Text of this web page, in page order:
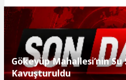
Gökeyüp Mahallesi’nin
Kavuşturuldu